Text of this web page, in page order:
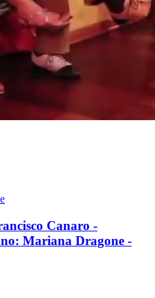
Canaro -
Mariana Dragone -